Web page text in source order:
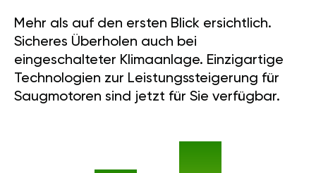
Mehr als auf den ersten Blick ersichtlich.
Sicheres Überholen auch bei
eingeschalteter Klimaanlage. Einzigartige
Technologien zur Leistungssteigerung für
Saugmotoren sind jetzt für Sie verfügbar.